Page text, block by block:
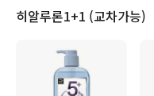
히알루론1+1 (교차가능)